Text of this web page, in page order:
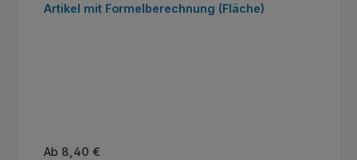
Artikel mit Formelberechnung (Fläche)
Regulärer Preis:
Ab 8,40 €